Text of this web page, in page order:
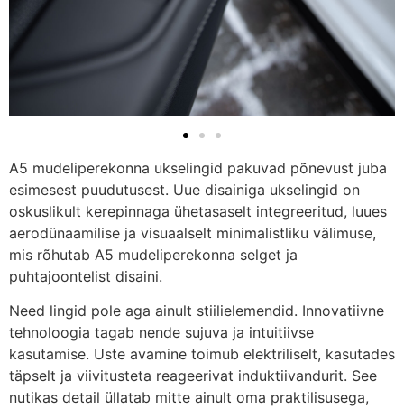
A5 mudeliperekonna ukselingid pakuvad põnevust juba
esimesest puudutusest. Uue disainiga ukselingid on
oskuslikult kerepinnaga ühetasaselt integreeritud, luues
aerodünaamilise ja visuaalselt minimalistliku välimuse,
mis rõhutab A5 mudeliperekonna selget ja
puhtajoontelist disaini.
Need lingid pole aga ainult stiilielemendid. Innovatiivne
tehnoloogia tagab nende sujuva ja intuitiivse
kasutamise. Uste avamine toimub elektriliselt, kasutades
täpselt ja viivitusteta reageerivat induktiivandurit. See
nutikas detail üllatab mitte ainult oma praktilisusega,